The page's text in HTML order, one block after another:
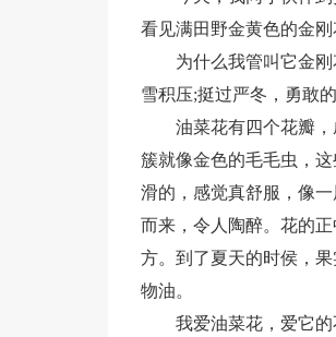
看见满田野金黄色的金
为什么我管叫它金
雪积压;挺过严冬，勇敢
油菜花有四个花瓣
簇就像金色的毛毛虫，
滑的，感觉真舒服，像
而来，令人陶醉。花的
方。到了夏天的时侯，
物油。
我爱油菜花，爱它